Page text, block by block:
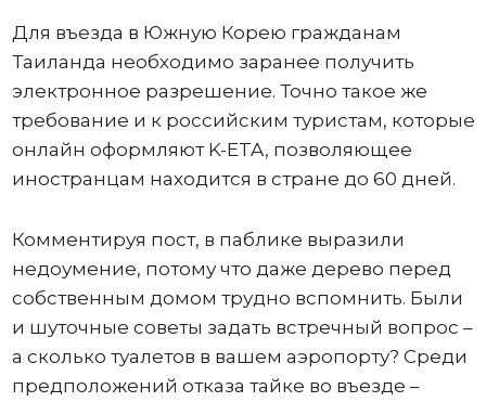
Для въезда в Южную Корею гражданам
Таиланда необходимо заранее получить
электронное разрешение. Точно такое же
требование и к российским туристам, которые
онлайн оформляют K-ETA, позволяющее
иностранцам находится в стране до 60 дней.
Комментируя пост, в паблике выразили
недоумение, потому что даже дерево перед
собственным домом трудно вспомнить. Были
и шуточные советы задать встречный вопрос –
а сколько туалетов в вашем аэропорту? Среди
предположений отказа тайке во въезде –